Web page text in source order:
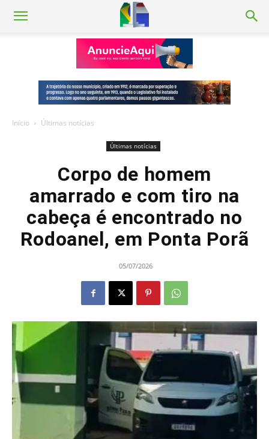
Início Últimas notícias
Últimas notícias
Corpo de homem
amarrado e com tiro na
cabeça é encontrado no
Rodoanel, em Ponta Porã
05/07/2026